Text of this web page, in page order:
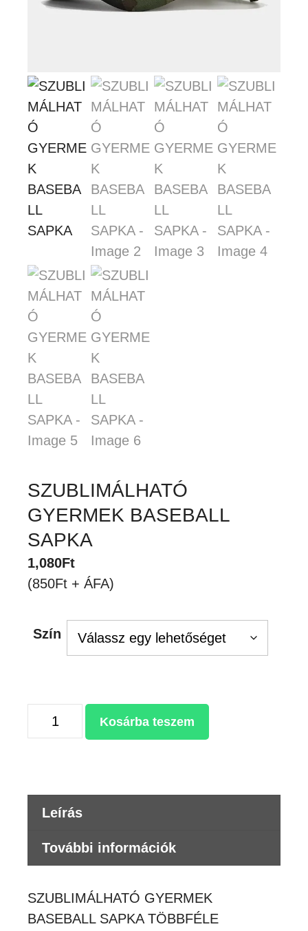
SZUBLIMÁLHATÓ
GYERMEK BASEBALL
SAPKA
1,080Ft
(850Ft + ÁFA)
Szín
SZUBLIMÁLHATÓ
GYERMEK
mennyiség
Kosárba teszem
Leírás
További információk
SZUBLIMÁLHATÓ GYERMEK
BASEBALL SAPKA TÖBBFÉLE